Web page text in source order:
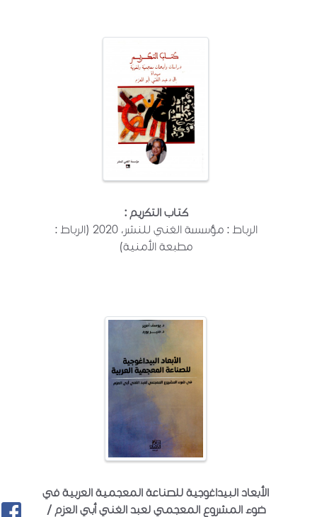
كتاب التكريم :
الرباط : مؤسسة الغني للنشر، 2020 (الرباط :
مطبعة الأمنية)
الأبعاد البيداغوجية للصناعة المعجمية العربية في
ضوء المشروع المعجمي لعبد الغني أبي العزم /